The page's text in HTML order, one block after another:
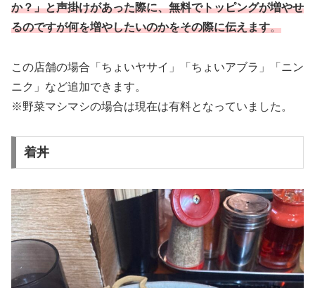
か？」と声掛けがあった際に、無料でトッピングが増やせ
るのですが何を増やしたいのかをその際に伝えます。
この店舗の場合「ちょいヤサイ」「ちょいアブラ」「ニン
ニク」など追加できます。
※野菜マシマシの場合は現在は有料となっていました。
着丼